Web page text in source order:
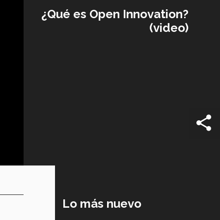
¿Qué es Open Innovation?
(video)
Lo más nuevo